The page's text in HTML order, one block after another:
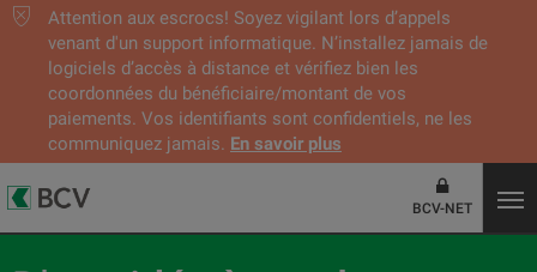
Attention aux escrocs! Soyez vigilant lors d’appels
venant d'un support informatique. N’installez jamais de
logiciels d’accès à distance et vérifiez bien les
coordonnées du bénéficiaire/montant de vos
paiements. Vos identifiants sont confidentiels, ne les
communiquez jamais. En savoir plus
BCV-NET